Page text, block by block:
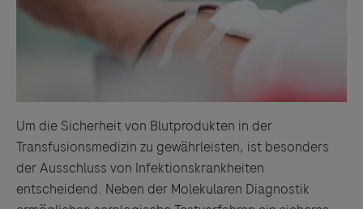
Um die Sicherheit von Blutprodukten in der
Transfusionsmedizin zu gewährleisten, ist besonders
der Ausschluss von Infektionskrankheiten
entscheidend. Neben der Molekularen Diagnostik